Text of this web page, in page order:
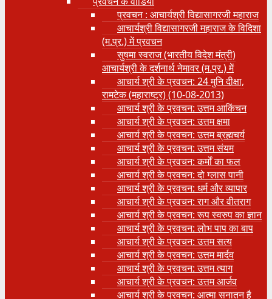
प्रवचन : आचार्यश्री ‍विद्यासागरजी महाराज
आचार्यश्री विद्यासागरजी महाराज के विदिशा
(म.प्र.) में प्रवचन
सुषमा स्वराज (भारतीय विदेश मंत्री)
आचार्यश्री के दर्शनार्थ नेमावर (म.प्र.) में
आचार्य श्री के प्रवचन: 24 मुनि दीक्षा,
रामटेक (महाराष्ट्र) (10-08-2013)
आचार्य श्री के प्रवचन: उत्तम आकिंचन
आचार्य श्री के प्रवचन: उत्तम क्षमा
आचार्य श्री के प्रवचन: उत्तम ब्रह्मचर्य
आचार्य श्री के प्रवचन: उत्तम संयम
आचार्य श्री के प्रवचन: कर्मों का फल
आचार्य श्री के प्रवचन: दो ग्लास पानी
आचार्य श्री के प्रवचन: धर्म और व्यापार
आचार्य श्री के प्रवचन: राग और वीतराग
आचार्य श्री के प्रवचन: रूप स्वरुप का ज्ञान
आचार्य श्री के प्रवचन: लोभ पाप का बाप
आचार्य श्री के प्रवचन: उत्तम सत्य
आचार्य श्री के प्रवचन: उत्तम मार्दव
आचार्य श्री के प्रवचन: उत्तम त्याग
आचार्य श्री के प्रवचन: उत्तम आर्जव
आचार्य श्री के प्रवचन: आत्मा सनातन है